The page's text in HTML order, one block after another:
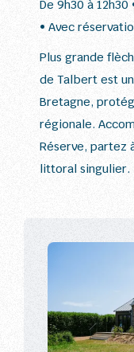
De 9h30 à
• Avec
Plus grande
de Talbert est
Bretagne,
régionale.
Réserve, partez
littoral singulier.